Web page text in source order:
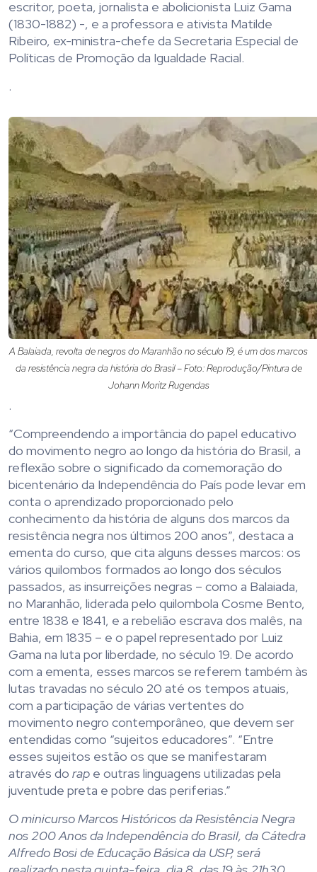
escritor, poeta, jornalista e abolicionista Luiz Gama
(1830-1882) -, e a professora e ativista Matilde
Ribeiro, ex-ministra-chefe da Secretaria Especial de
Políticas de Promoção da Igualdade Racial.
.
A Balaiada, revolta de negros do Maranhão no século 19, é um dos marcos
da resistência negra da história do Brasil – Foto: Reprodução/Pintura de
Johann Moritz Rugendas
.
“Compreendendo a importância do papel educativo
do movimento negro ao longo da história do Brasil, a
reflexão sobre o significado da comemoração do
bicentenário da Independência do País pode levar em
conta o aprendizado proporcionado pelo
conhecimento da história de alguns dos marcos da
resistência negra nos últimos 200 anos”, destaca a
ementa do curso, que cita alguns desses marcos: os
vários quilombos formados ao longo dos séculos
passados, as insurreições negras – como a Balaiada,
no Maranhão, liderada pelo quilombola Cosme Bento,
entre 1838 e 1841, e a rebelião escrava dos malês, na
Bahia, em 1835 – e o papel representado por Luiz
Gama na luta por liberdade, no século 19. De acordo
com a ementa, esses marcos se referem também às
lutas travadas no século 20 até os tempos atuais,
com a participação de várias vertentes do
movimento negro contemporâneo, que devem ser
entendidas como “sujeitos educadores”. “Entre
esses sujeitos estão os que se manifestaram
através do rap e outras linguagens utilizadas pela
juventude preta e pobre das periferias.”
O minicurso Marcos Históricos da Resistência Negra
nos 200 Anos da Independência do Brasil, da Cátedra
Alfredo Bosi de Educação Básica da USP, será